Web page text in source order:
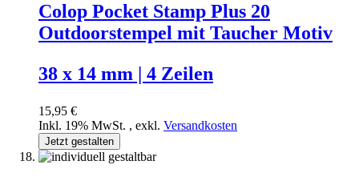
Colop Pocket Stamp Plus 20
Outdoorstempel mit Taucher Motiv
38 x 14 mm | 4 Zeilen
15,95 €
Inkl. 19% MwSt. , exkl. Versandkosten
Jetzt gestalten